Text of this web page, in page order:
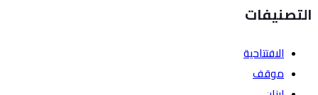
التصنيفات
الافتتاحية
موقف